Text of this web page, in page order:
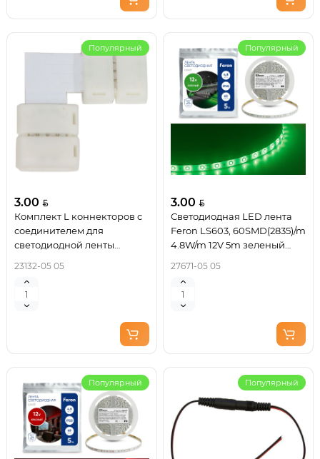
Популярный
3.00
Комплект L коннекторов с
соединителем для
светодиодной ленты
23132-05 05
Популярный
3.00
Светодиодная LED лента
Feron LS603, 60SMD(2835)/m
4.8W/m 12V 5m зеленый
27671-05 05
Популярный Популярный